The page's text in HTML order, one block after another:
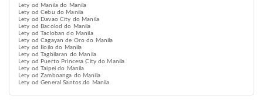
Lety od Manila do Manila
Lety od Cebu do Manila
Lety od Davao City do Manila
Lety od Bacolod do Manila
Lety od Tacloban do Manila
Lety od Cagayan de Oro do Manila
Lety od Iloilo do Manila
Lety od Tagbilaran do Manila
Lety od Puerto Princesa City do Manila
Lety od Taipei do Manila
Lety od Zamboanga do Manila
Lety od General Santos do Manila